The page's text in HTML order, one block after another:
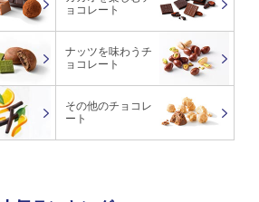
ョコレート
ナッツを味わうチ
ョコレート
その他のチョコレ
ート